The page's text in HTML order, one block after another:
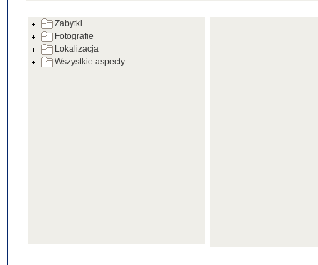
Zabytki
Fotografie
Lokalizacja
Wszystkie aspecty